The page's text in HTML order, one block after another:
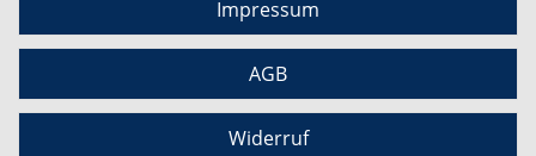
Impressum
AGB
Widerruf